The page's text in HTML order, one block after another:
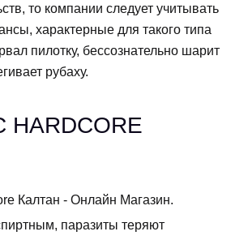
то компании следует учитывать
характерные для такого типа
пилотку, бессознательно шарит
рубаху.
HARDCORE
Калтан - Онлайн Магазин.
паразиты теряют